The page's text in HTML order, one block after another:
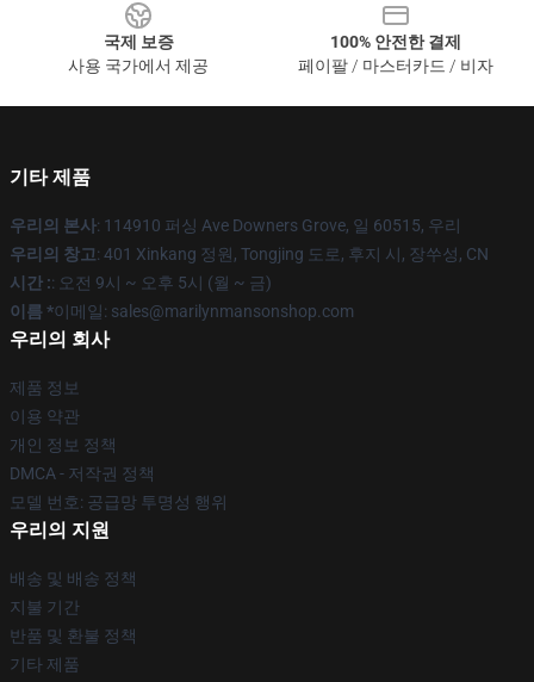
국제 보증
사용 국가에서 제공
100% 안전한 결제
페이팔 / 마스터카드 / 비자
기타 제품
우리의 본사: 114910 퍼싱 Ave Downers Grove, 일 60515, 우리
우리의 창고: 401 Xinkang 정원, Tongjing 도로, 후지 시, 장쑤성, CN
시간 :: 오전 9시 ~ 오후 5시 (월 ~ 금)
이름 *이메일: sales@marilynmansonshop.com
우리의 회사
제품 정보
이용 약관
개인 정보 정책
DMCA - 저작권 정책
모델 번호: 공급망 투명성 행위
우리의 지원
배송 및 배송 정책
지불 기간
반품 및 환불 정책
기타 제품